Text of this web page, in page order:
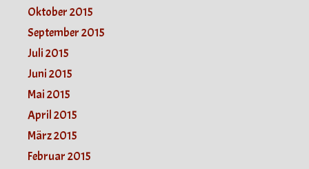
Oktober 2015
September 2015
Juli 2015
Juni 2015
Mai 2015
April 2015
März 2015
Februar 2015